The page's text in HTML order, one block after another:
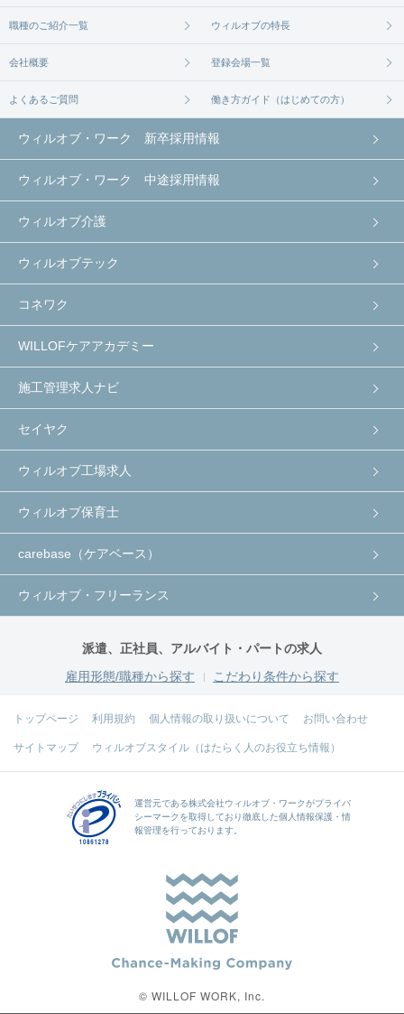
職種のご紹介一覧 ウィルオブの特長
会社概要 登録会場一覧
よくあるご質問 働き方ガイド（はじめての方）
ウィルオブ・ワーク 新卒採用情報
ウィルオブ・ワーク 中途採用情報
ウィルオブ介護
ウィルオブテック
コネワク
WILLOFケアアカデミー
施工管理求人ナビ
セイヤク
ウィルオブ工場求人
ウィルオブ保育士
carebase（ケアベース）
ウィルオブ・フリーランス
派遣、正社員、アルバイト・パートの求人
雇用形態/職種から探す
こだわり条件から探す
トップページ 利用規約 個人情報の取り扱いについて お問い合わせ
サイトマップ ウィルオブスタイル（はたらく人のお役立ち情報）
運営元である株式会社ウィルオブ・ワークがプライバ
シーマークを取得しており徹底した個人情報保護・情
報管理を行っております。
© WILLOF WORK, Inc.